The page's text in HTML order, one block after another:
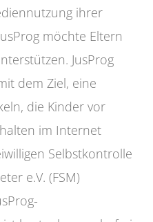
ihrer
möchte Eltern
JusProg
dem Ziel, eine
die Kinder vor
im Internet
Selbstkontrolle
e.V. (FSM)